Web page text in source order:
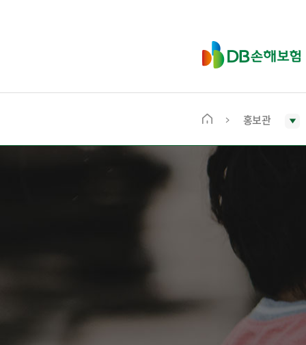
D
B
보
메
화
면
로
이
홍보관